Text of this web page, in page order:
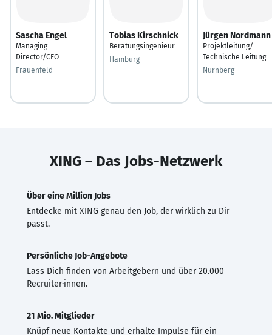
Sascha Engel
Managing
Director/CEO
Frauenfeld
Tobias Kirschnick
Beratungsingenieur
Hamburg
Jürgen Nordmann
Projektleitung/
Technische Leitung
Nürnberg
XING – Das Jobs-Netzwerk
Über eine Million Jobs
Entdecke mit XING genau den Job, der wirklich zu Dir
passt.
Persönliche Job-Angebote
Lass Dich finden von Arbeitgebern und über 20.000
Recruiter·innen.
21 Mio. Mitglieder
Knüpf neue Kontakte und erhalte Impulse für ein